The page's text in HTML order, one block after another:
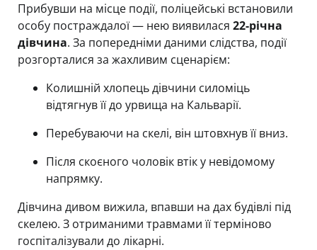
Прибувши на місце події, поліцейські встановили
особу постраждалої — нею виявилася 22-річна
дівчина. За попередніми даними слідства, події
розгорталися за жахливим сценарієм:
Колишній хлопець дівчини силоміць
відтягнув її до урвища на Кальварії.
Перебуваючи на скелі, він штовхнув її вниз.
Після скоєного чоловік втік у невідомому
напрямку.
Дівчина дивом вижила, впавши на дах будівлі під
скелею. З отриманими травмами її терміново
госпіталізували до лікарні.